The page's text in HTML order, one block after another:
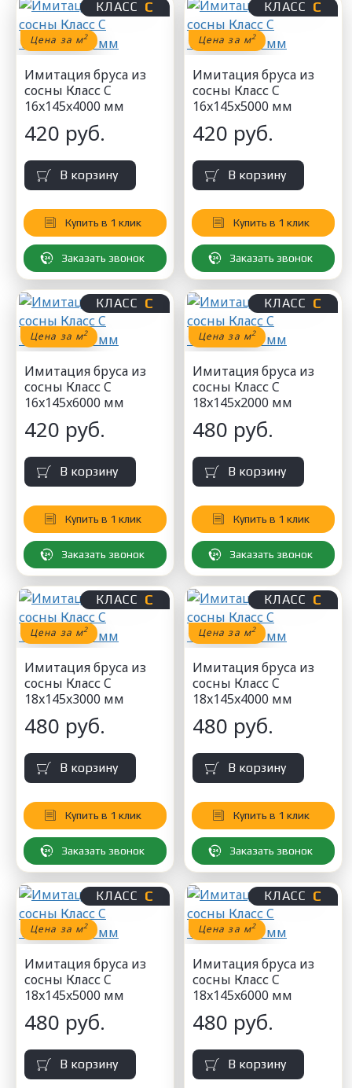
КЛАСС С
Цена за м2
Имитация бруса из
сосны Класс C
16x145x4000 мм
420 руб.
В корзину
Купить в 1 клик
Заказать звонок
КЛАСС С
Цена за м2
Имитация бруса из
сосны Класс C
16x145x5000 мм
420 руб.
В корзину
Купить в 1 клик
Заказать звонок
КЛАСС С
Цена за м2
Имитация бруса из
сосны Класс C
16x145x6000 мм
420 руб.
В корзину
Купить в 1 клик
Заказать звонок
КЛАСС С
Цена за м2
Имитация бруса из
сосны Класс C
18x145x2000 мм
480 руб.
В корзину
Купить в 1 клик
Заказать звонок
КЛАСС С
Цена за м2
Имитация бруса из
сосны Класс C
18x145x3000 мм
480 руб.
В корзину
Купить в 1 клик
Заказать звонок
КЛАСС С
Цена за м2
Имитация бруса из
сосны Класс C
18x145x4000 мм
480 руб.
В корзину
Купить в 1 клик
Заказать звонок
КЛАСС С
Цена за м2
Имитация бруса из
сосны Класс C
18x145x5000 мм
480 руб.
В корзину
КЛАСС С
Цена за м2
Имитация бруса из
сосны Класс C
18x145x6000 мм
480 руб.
В корзину